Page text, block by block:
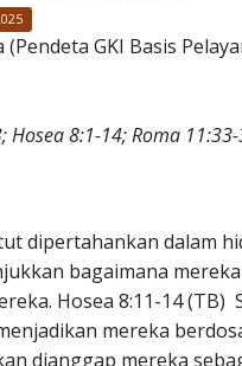
(Pendeta GKI Basis
Hosea 8:1-14; Roma
dipertahankan dalam
bagaimana
Hosea 8:11-14
mereka
dianggap mereka